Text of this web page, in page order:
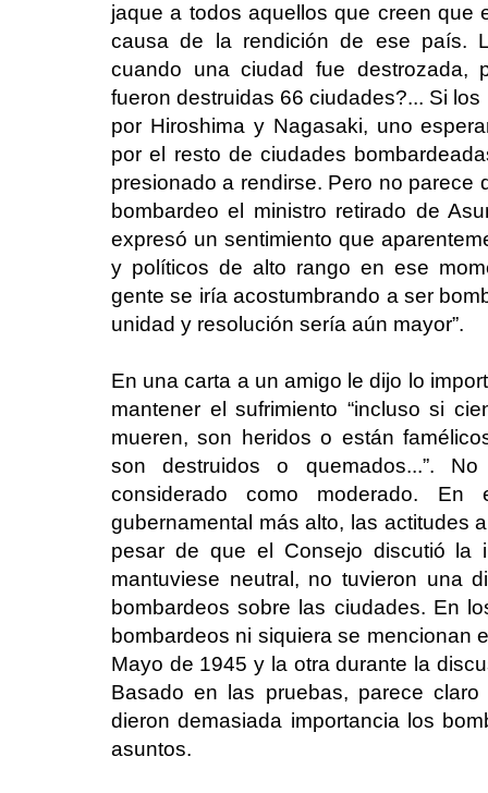
jaque a todos aquellos que creen que
causa de la rendición de ese país.
cuando una ciudad fue destrozada,
fueron destruidas 66 ciudades?... Si
por Hiroshima y Nagasaki, uno
por el resto de ciudades
presionado a rendirse. Pero no
bombardeo el ministro retirado de
expresó un sentimiento que
y políticos de alto rango en ese
gente se iría acostumbrando a ser
unidad y resolución sería aún mayor”.
En una carta a un amigo le dijo lo
mantener el sufrimiento “incluso si
mueren, son heridos o están
son destruidos o quemados...”.
considerado como moderado.
gubernamental más alto, las actitudes
pesar de que el Consejo discutió la
mantuviese neutral, no tuvieron una
bombardeos sobre las ciudades. En
bombardeos ni siquiera se mencionan
Mayo de 1945 y la otra durante la
Basado en las pruebas, parece
dieron demasiada importancia los
asuntos.